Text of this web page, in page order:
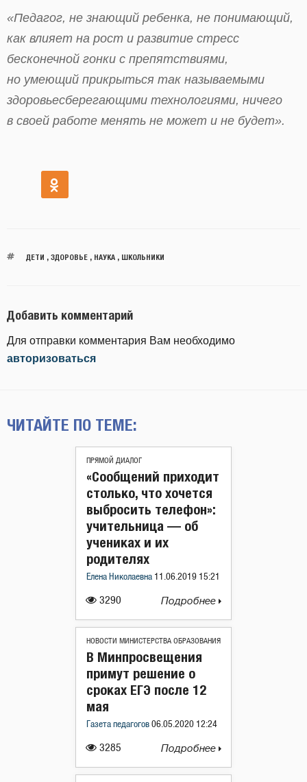
«Педагог, не знающий ребенка, не понимающий,
как влияет на рост и развитие стресс
бесконечной гонки с препятствиями,
но умеющий прикрыться так называемыми
здоровьесберегающими технологиями, ничего
в своей работе менять не может и не будет».
ДЕТИ , ЗДОРОВЬЕ, НАУКА, ШКОЛЬНИКИ
Добавить комментарий
Для отправки комментария Вам необходимо
авторизоваться
ЧИТАЙТЕ ПО ТЕМЕ:
ПРЯМОЙ ДИАЛОГ
3290
«Сообщений приходит
столько, что хочется
выбросить телефон»:
учительница — об
учениках и их
родителях
Елена Николаевна 11.06.2019 15:21
Подробнее
НОВОСТИ МИНИСТЕРСТВА ОБРАЗОВАНИЯ
3285
В Минпросвещения
примут решение о
сроках ЕГЭ после 12
мая
Газета педагогов 06.05.2020 12:24
Подробнее